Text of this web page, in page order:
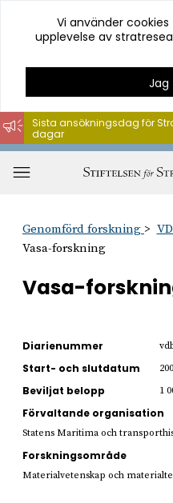
Hoppa
till
innehåll
Vi använder
upplevelse av
Jag
Sista ansökningsdag för
dagar
Genomförd forskning
Vasa-forskning
Vasa-
Diarienummer
Start- och slutdatum
Beviljat belopp 1
Förvaltande organisation
Statens Maritima och
Forskningsområde
Materialvetenskap och